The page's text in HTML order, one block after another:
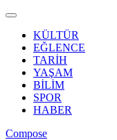
KÜLTÜR
EĞLENCE
TARİH
YAŞAM
BİLİM
SPOR
HABER
Compose